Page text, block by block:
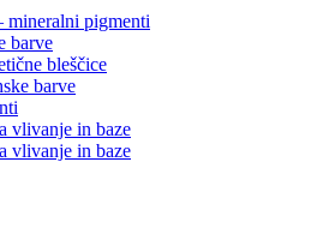
mineralni pigmenti
barve
bleščice
barve
vlivanje in baze
vlivanje in baze